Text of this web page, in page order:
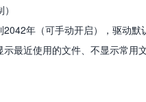
年（可手动开启），驱动默
最近使用的文件、不显示常用